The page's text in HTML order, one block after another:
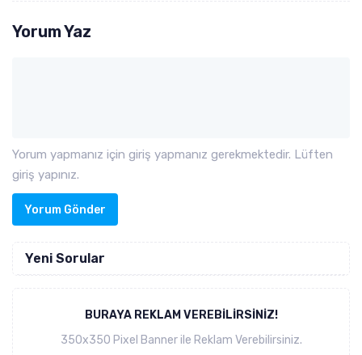
Yorum Yaz
Yorum yapmanız için giriş yapmanız gerekmektedir. Lüften
giriş yapınız.
Yorum Gönder
Yeni Sorular
BURAYA REKLAM VEREBILIRSINIZ!
350x350 Pixel Banner ile Reklam Verebilirsiniz.